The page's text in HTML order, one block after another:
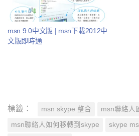
msn 9.0中文版 | msn下載2012中
文版即時通
標籤： msn skype 整合 msn聯絡人
msn聯絡人如何移轉到skype skype